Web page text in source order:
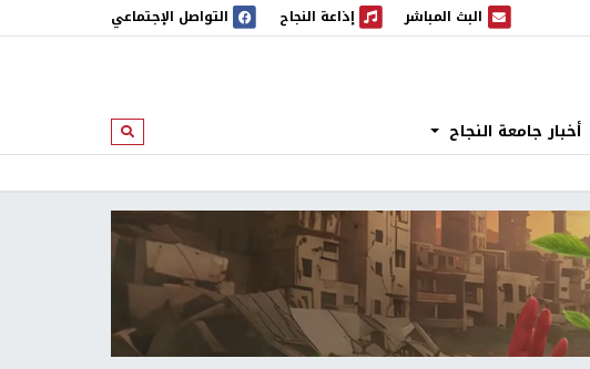
البث المباشر
البث المباشر إذاعة النجاح
إذاعة النجاح التواصل الإجتماعي
أخبار جامعة النجاح ابحث